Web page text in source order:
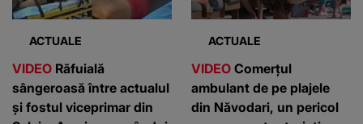
ACTUALE
VIDEO Răfuială
sângeroasă între actualul
și fostul viceprimar din
ACTUALE
VIDEO Comerțul
ambulant de pe plajele
din Năvodari, un pericol